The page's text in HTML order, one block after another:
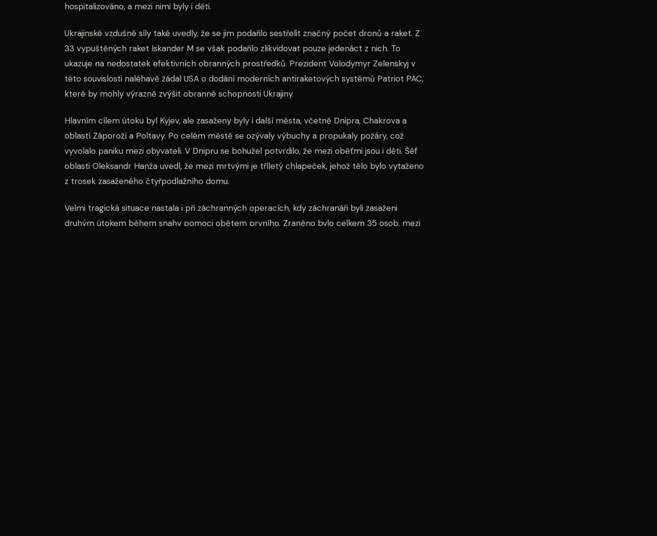
hospitalizováno, a mezi nimi byly i děti.
Ukrajinské vzdušné síly také uvedly, že se jim podařilo sestřelit značný počet dronů a raket. Z
33 vypuštěných raket Iskander M se však podařilo zlikvidovat pouze jedenáct z nich. To
ukazuje na nedostatek efektivních obranných prostředků. Prezident Volodymyr Zelenskyj v
této souvislosti naléhavě žádal USA o dodání moderních antiraketových systémů Patriot PAC,
které by mohly výrazně zvýšit obranné schopnosti Ukrajiny.
Hlavním cílem útoku byl Kyjev, ale zasaženy byly i další města, včetně Dnipra, Chakrova a
oblastí Záporoží a Poltavy. Po celém městě se ozývaly výbuchy a propukaly požáry, což
vyvolalo paniku mezi obyvateli. V Dnipru se bohužel potvrdilo, že mezi oběťmi jsou i děti. Šéf
oblasti Oleksandr Hanža uvedl, že mezi mrtvými je tříletý chlapeček, jehož tělo bylo vytaženo
z trosek zasaženého čtyřpodlažního domu.
Velmi tragická situace nastala i při záchranných operacích, kdy záchranáři byli zasaženi
druhým útokem během snahy pomoci obětem prvního. Zraněno bylo celkem 35 osob, mezi